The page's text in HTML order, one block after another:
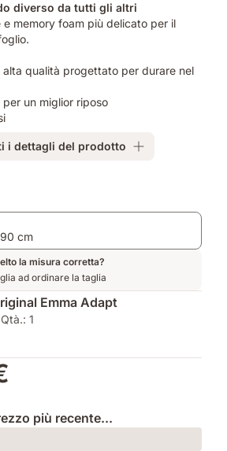
diverso da tutti gli altri
e memory foam più delicato per il
alta qualità progettato per durare nel
per un miglior riposo
i dettagli del prodotto
cm
la misura corretta?
ad ordinare la taglia
Emma Adapt
1
più recente...